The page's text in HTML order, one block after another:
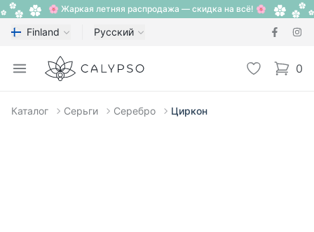
🌸 Жаркая летняя распродажа — скидка на всё! 🌸
Finland Русский
Open menu
Calypso Избранное
0
items
Каталог Серьги Серебро Циркон